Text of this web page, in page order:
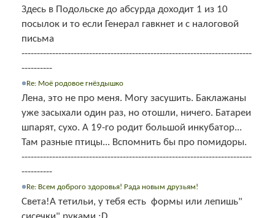
Здесь в Подольске до абсурда доходит 1 из 10
посылок и то если Генерал гавкнет и с налоговой
письма
---------------------------------------------------------------------------
----------
Re: Моё родовое гнёздышко
Лена, это не про меня. Могу засушить. Баклажаны
уже засыхали один раз, но отошли, ничего. Батареи
шпарят, сухо. А 19-го родит большой инкубатор...
Там разные птицы... Вспомнить бы про помидоры.
---------------------------------------------------------------------------
----------
Re: Всем доброго здоровья! Рада новым друзьям!
Света!А тетильи, у тебя есть формы или лепишь"